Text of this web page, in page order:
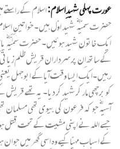
عورت پہلی شہیدِاسلام:اسلام کے
حضرت سمّیہٰ ؓ شہید اوّل ہیں۔ خواتینِ
ایک خاتون شہید ہوئیں۔ حضرت سمّیٰہ
کے ساتھ اِن پر سرداران قریش ظلم
رہیں۔ایک ایسا وقت آیا کے
کو برچھی مار کر شہید کر دیا۔ یہ تھے
آسیہ ؓ جو کہ فرعون کی بیوی تھی
جسے اللہ نے اپنی مشیت کے تحت
کے اسباب مہیّا کیے وہ اِسی گھر میں